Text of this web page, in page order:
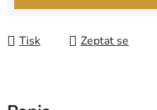
Tisk Zeptat se